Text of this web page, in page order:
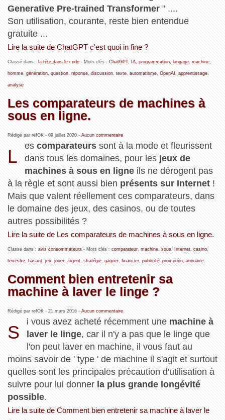
Generative Pre-trained Transformer" ....
Son utilisation, courante, reste bien entendue
gratuite ...
Lire la suite de ChatGPT c'est quoi in fine ?
Classé dans : la tête dans le code- Mots clés : ChatGPT, IA, programmation, langage, machine,
homme, génération, question, réponse, discussion, texte, automatisme, OpenAI apprentissage,
analyse
Les comparateurs de machines à
sous en ligne.
Rédigé par refOK - 09 juillet 2020- Aucun commentaire
L
escomparateurs sont à la mode et fleurissent
dans tous les domaines, pour les jeux de
machines à sous en ligne ils ne dérogent pas
à la règle et sont aussi bien présents sur Internet!
Mais que valent réellement ces comparateurs, dans
le domaine des jeux, des casinos, ou de toutes
autres possibilités ?
Lire la suite de Les comparateurs de machines à sous en ligne.
Classé dans : avis consommateurs- Mots clés : comparateur, machine, sous, Internet, casino,
terrestre, hasard jeu, jouer, argent, stratégie, gagner, financier, publicité, promotion, annuaire,
Comment bien entretenir sa
machine à laver le linge ?
Rédigé par refOK - 21 mars 2016- Aucun commentaire
S
i vous avez acheté récemment une machine à
laver le linge, car il n'y a pas que le linge que
l'on peut laver en machine, il vous faut au
moins savoir de ' type ' de machine il s'agit et surtout
quelles sont les principales précaution d'utilisation à
suivre pour lui donner la plus grande longévité
possible.
Lire la suite de Comment bien entretenir sa machine à laver le